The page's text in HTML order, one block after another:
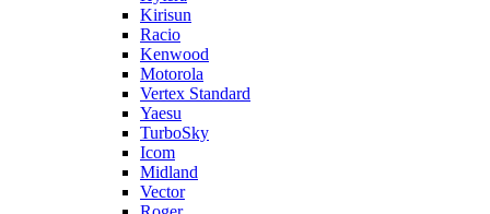
Kirisun
Racio
Kenwood
Motorola
Vertex Standard
Yaesu
TurboSky
Icom
Midland
Vector